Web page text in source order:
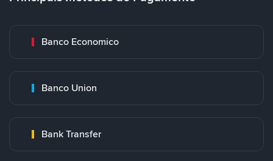
Banco Economico
Banco Union
Bank Transfer